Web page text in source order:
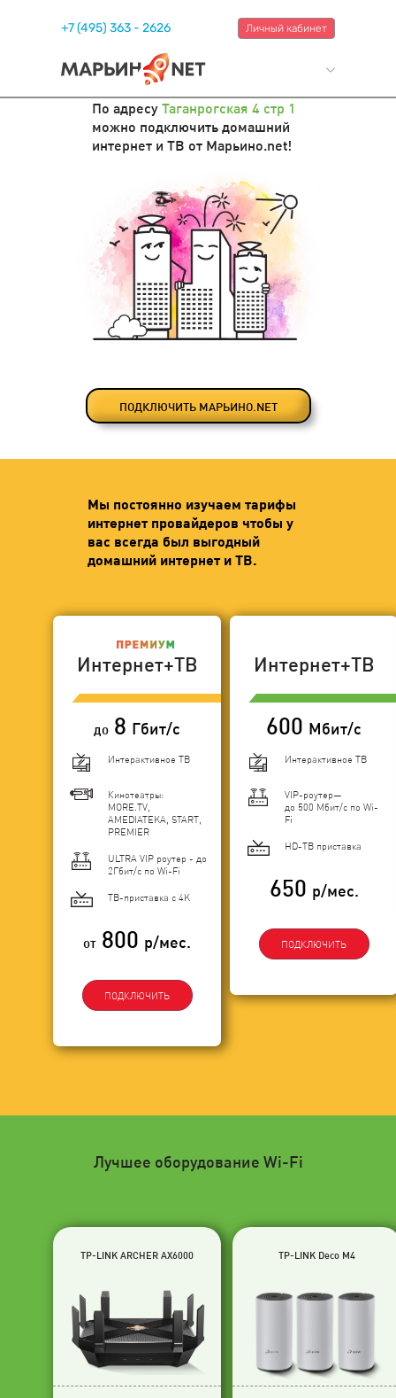
+7 (495) 363 - 2626 Личный кабинет
По адресуТаганрогская 4 стр 1
можно подключить домашний
интернет и ТВ от Марьино.net!
ПОДКЛЮЧИТЬ МАРЬИНО.NET
Мы постоянно изучаем тарифы
интернет провайдеров чтобы у
вас всегда был выгодный
домашний интернет и ТВ.
Интернет+ТВ
до 8 Гбит/с
Интерактивное ТВ
Кинотеатры:
MORE.TV,
AMEDIATEKA, START,
PREMIER
ULTRA VIP роутер - до
2Гбит/c по Wi-Fi
ТВ-приставка с 4K
от 800 р/мес.
ПОДКЛЮЧИТЬ
Интернет+ТВ
600 Мбит/с
Интерактивное ТВ
VIP-роутер—
до 500 Мбит/с по Wi-
Fi
HD-ТВ приставка
650 р/мес.
ПОДКЛЮЧИТЬ
Лучшее оборудование Wi-Fi
TP-LINK ARCHER AX6000 TP-LINK Deco M4